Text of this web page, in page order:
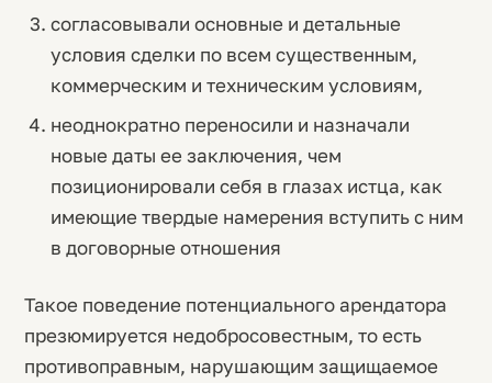
согласовывали основные и детальные
условия сделки по всем существенным,
коммерческим и техническим условиям,
неоднократно переносили и назначали
новые даты ее заключения, чем
позиционировали себя в глазах истца, как
имеющие твердые намерения вступить с ним
в договорные отношения
Такое поведение потенциального арендатора
презюмируется недобросовестным, то есть
противоправным, нарушающим защищаемое